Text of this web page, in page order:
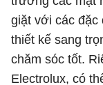
giặt với các đặc
thiết kế sang
chăm sóc tốt.
Electrolux, có